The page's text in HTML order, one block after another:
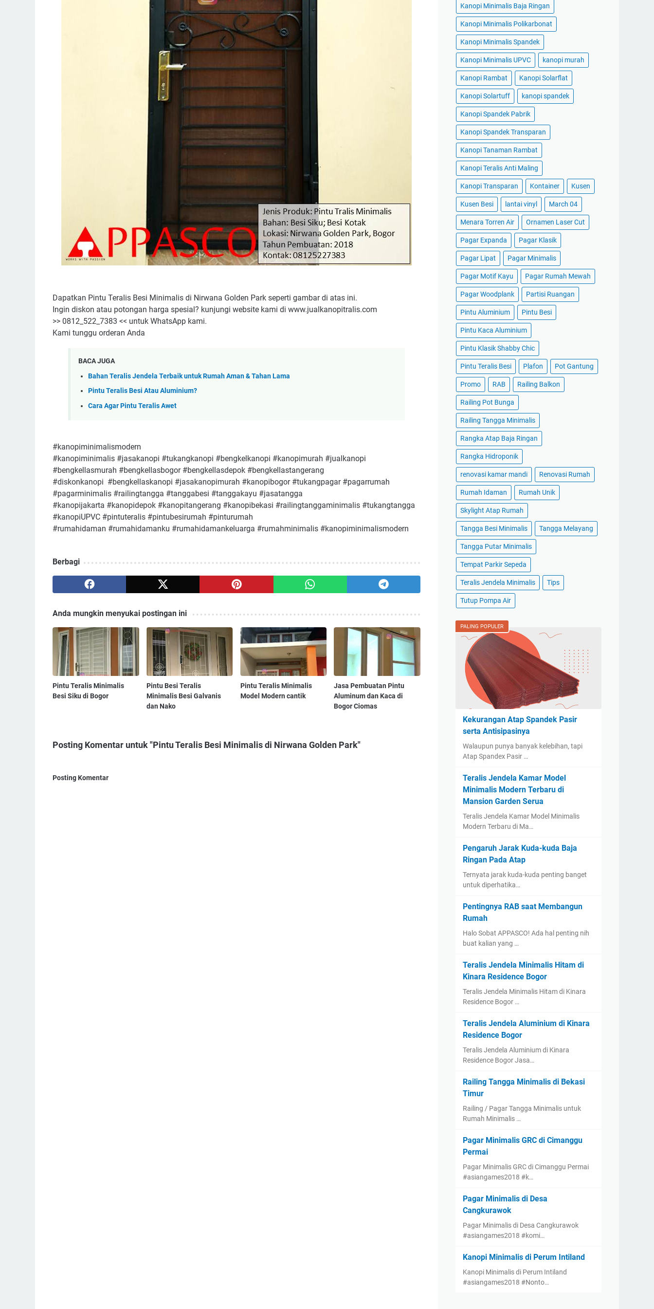
Dapatkan Pintu Teralis Besi Minimalis di Nirwana Golden Park seperti gambar di atas ini.
Ingin diskon atau potongan harga spesial? kunjungi website kami di www.jualkanopitralis.com
>> 0812_522_7383 << untuk WhatsApp kami.
Kami tunggu orderan Anda
BACA JUGA
Bahan Teralis Jendela Terbaik untuk Rumah Aman & Tahan Lama
Pintu Teralis Besi Atau Aluminium?
Cara Agar Pintu Teralis Awet
#kanopiminimalismodern
#kanopiminimalis #jasakanopi #tukangkanopi #bengkelkanopi #kanopimurah #jualkanopi
#bengkellasmurah #bengkellasbogor #bengkellasdepok #bengkellastangerang
#diskonkanopi #bengkellaskanopi #jasakanopimurah #kanopibogor #tukangpagar #pagarrumah
#pagarminimalis #railingtangga #tanggabesi #tanggakayu #jasatangga
#kanopijakarta #kanopidepok #kanopitangerang #kanopibekasi #railingtanggaminimalis #tukangtangga
#kanopiUPVC #pintuteralis #pintubesirumah #pinturumah
#rumahidaman #rumahidamanku #rumahidamankeluarga #rumahminimalis #kanopiminimalismodern
Berbagi
Anda mungkin menyukai postingan ini
Pintu Teralis Minimalis
Besi Siku di Bogor
Pintu Besi Teralis
Minimalis Besi Galvanis
dan Nako
Pintu Teralis Minimalis
Model Modern cantik
Jasa Pembuatan Pintu
Aluminum dan Kaca di
Bogor Ciomas
Posting Komentar untuk "Pintu Teralis Besi Minimalis di Nirwana Golden Park"
Posting Komentar
Kanopi Minimalis Baja Ringan
Kanopi Minimalis Polikarbonat
Kanopi Minimalis Spandek
Kanopi Minimalis UPVC kanopi murah
Kanopi Rambat Kanopi Solarflat
Kanopi Solartuff kanopi spandek
Kanopi Spandek Pabrik
Kanopi Spandek Transparan
Kanopi Tanaman Rambat
Kanopi Teralis Anti Maling
Kanopi Transparan Kontainer Kusen
Kusen Besi lantai vinyl March 04
Menara Torren Air Ornamen Laser Cut
Pagar Expanda Pagar Klasik
Pagar Lipat Pagar Minimalis
Pagar Motif Kayu Pagar Rumah Mewah
Pagar Woodplank Partisi Ruangan
Pintu Aluminium Pintu Besi
Pintu Kaca Aluminium
Pintu Klasik Shabby Chic
Pintu Teralis Besi Plafon Pot Gantung
Promo RAB Railing Balkon
Railing Pot Bunga
Railing Tangga Minimalis
Rangka Atap Baja Ringan
Rangka Hidroponik
renovasi kamar mandi Renovasi Rumah
Rumah Idaman Rumah Unik
Skylight Atap Rumah
Tangga Besi Minimalis Tangga Melayang
Tangga Putar Minimalis
Tempat Parkir Sepeda
Teralis Jendela Minimalis Tips
Tutup Pompa Air
PALING POPULER
Kekurangan Atap Spandek Pasir
serta Antisipasinya
Walaupun punya banyak kelebihan, tapi
Atap Spandex Pasir …
Teralis Jendela Kamar Model
Minimalis Modern Terbaru di
Mansion Garden Serua
Teralis Jendela Kamar Model Minimalis
Modern Terbaru di Ma…
Pengaruh Jarak Kuda-kuda Baja
Ringan Pada Atap
Ternyata jarak kuda-kuda penting banget
untuk diperhatika…
Pentingnya RAB saat Membangun
Rumah
Halo Sobat APPASCO! Ada hal penting nih
buat kalian yang …
Teralis Jendela Minimalis Hitam di
Kinara Residence Bogor
Teralis Jendela Minimalis Hitam di Kinara
Residence Bogor …
Teralis Jendela Aluminium di Kinara
Residence Bogor
Teralis Jendela Aluminium di Kinara
Residence Bogor Jasa…
Railing Tangga Minimalis di Bekasi
Timur
Railing / Pagar Tangga Minimalis untuk
Rumah Minimalis …
Pagar Minimalis GRC di Cimanggu
Permai
Pagar Minimalis GRC di Cimanggu Permai
#asiangames2018 #k…
Pagar Minimalis di Desa
Cangkurawok
Pagar Minimalis di Desa Cangkurawok
#asiangames2018 #komi…
Kanopi Minimalis di Perum Intiland
Kanopi Minimalis di Perum Intiland
#asiangames2018 #Nonto…